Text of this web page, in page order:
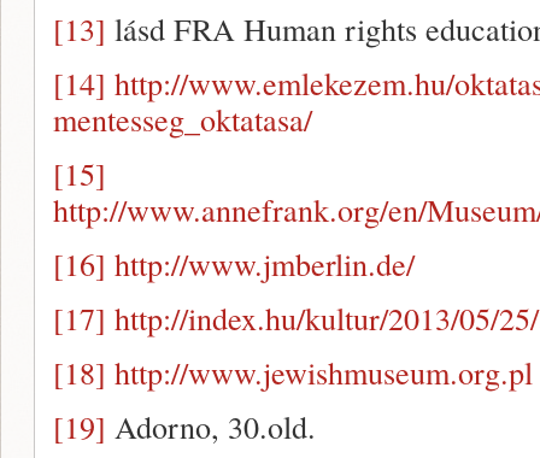
[13] lásd FRA Human rights
[14] http://www.emlekezem.hu/
mentesseg_oktatasa/
[15]
http://www.annefrank.org/en/
[16] http://www.jmberlin.de/
[17] http://index.hu/kultur/2013/05/
[18] http://www.jewishmuseum.org.pl
[19] Adorno, 30.old.